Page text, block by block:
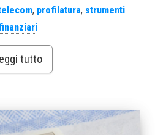
, profilatura, strumenti
tutto